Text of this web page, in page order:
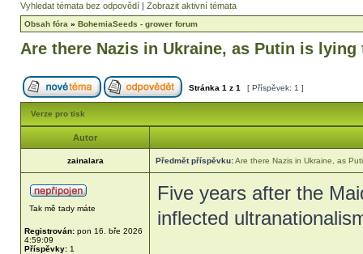
Vyhledat témata bez odpovědí | Zobrazit aktivní témata
Obsah fóra » BohemiaSeeds - grower forum
Are there Nazis in Ukraine, as Putin is lying
Stránka 1 z 1 [ Příspěvek: 1 ]
Verze pro tisk
Autor
zainalara Předmět příspěvku:Are there Nazis in Ukraine, as
Tak mě tady máte
Registrován: pon 16. bře 2026
4:59:09
Příspěvky: 1
Five years after the
inflected